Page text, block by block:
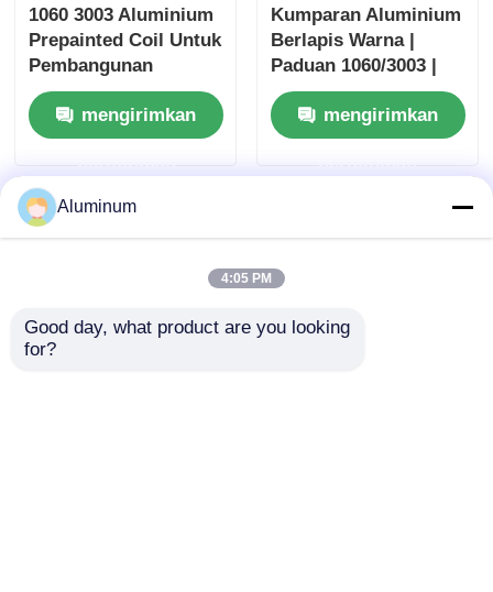
1060 3003 Aluminium
Prepainted Coil Untuk
Pembangunan
Lembar Atap Material
Fasad mengirimkan
permintaan
Kumparan Aluminium
Berlapis Warna |
Paduan 1060/3003 |
Lapisan PE/PVDF |
Khusus untuk Atap /
Dinding Eksterior /
mengirimkan
permintaan
Aluminum
4:05 PM
Good day, what product are you looking
for?